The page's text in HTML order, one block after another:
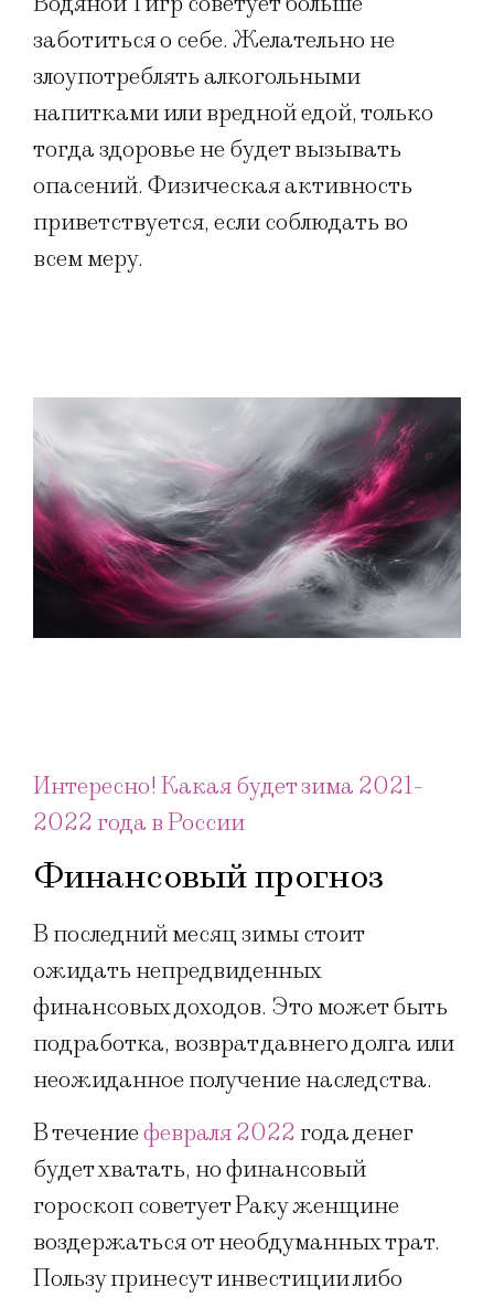
заботиться о себе. Желательно не
злоупотреблять алкогольными
напитками или вредной едой, только
тогда здоровье не будет вызывать
опасений. Физическая активность
приветствуется, если соблюдать во
всем меру.
Интересно! Какая будет зима 2021-
2022 года в России
Финансовый прогноз
В последний месяц зимы стоит
ожидать непредвиденных
финансовых доходов. Это может быть
подработка, возврат давнего долга или
неожиданное получение наследства.
В течениефевраля 2022 года денег
будет хватать, но финансовый
гороскоп советует Раку женщине
воздержаться от необдуманных трат.
Пользу принесут инвестиции либо